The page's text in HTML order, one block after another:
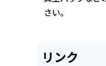
さい。
リンク